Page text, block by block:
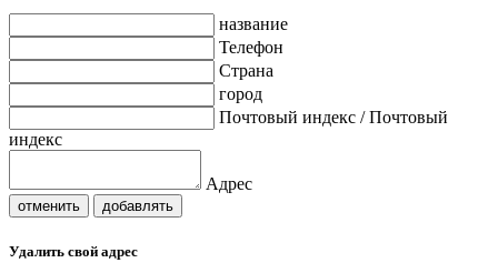
название
Телефон
Страна
город
Почтовый индекс / Почтовый
индекс
Адрес
отменить добавлять
Удалить свой адрес